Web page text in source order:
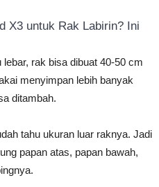
X3 untuk Rak Labirin? Ini
rak bisa dibuat 40-50 cm
menyimpan lebih banyak
ditambah.
tahu ukuran luar raknya. Jadi
papan atas, papan bawah,